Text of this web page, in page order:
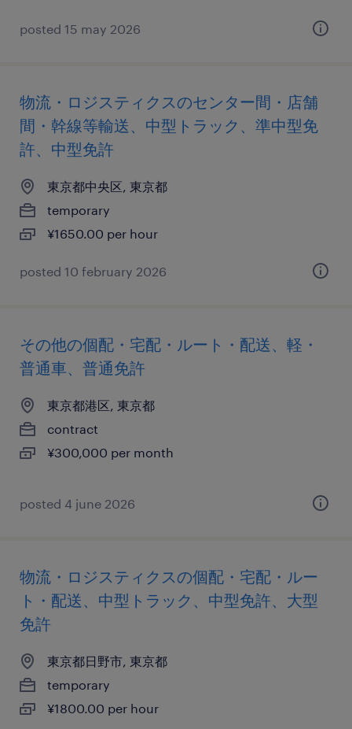
posted 15 may 2026
物流・ロジスティクスのセンター間・店舗
間・幹線等輸送、中型トラック、準中型免
許、中型免許
東京都中央区, 東京都
temporary
¥1650.00 per hour
posted 10 february 2026
その他の個配・宅配・ルート・配送、軽・
普通車、普通免許
東京都港区, 東京都
contract
¥300,000 per month
posted 4 june 2026
物流・ロジスティクスの個配・宅配・ルー
ト・配送、中型トラック、中型免許、大型
免許
東京都日野市, 東京都
temporary
¥1800.00 per hour